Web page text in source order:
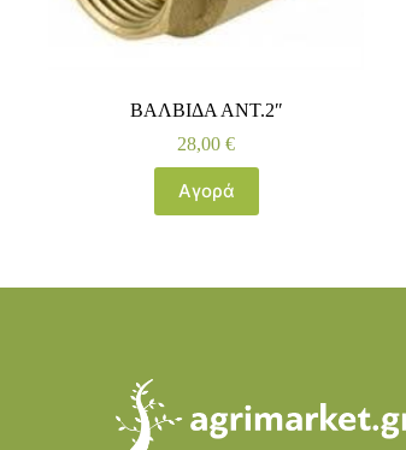
ΒΑΛΒΙΔΑ ΑΝΤ.2″
28,00€
Αγορά